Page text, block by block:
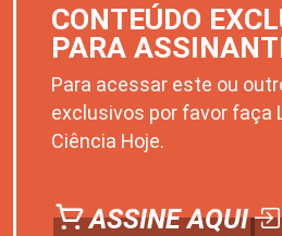
CONTEÚDO
PARA
Para acessar este ou
exclusivos por favor faça
Ciência Hoje.
ASSINE AQUI